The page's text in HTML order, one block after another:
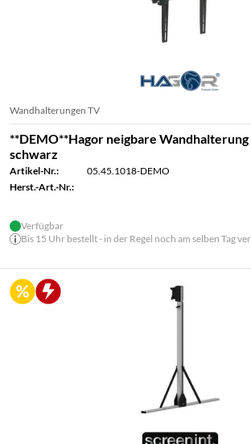
Wandhalterungen TV
**DEMO**Hagor neigbare Wandhalterung
schwarz
Artikel-Nr.:
05.45.1018-DEMO
Herst.-Art.-Nr.:
Verfügbar
Bis 15 Uhr bestellt - in der Regel noch am selben Tag